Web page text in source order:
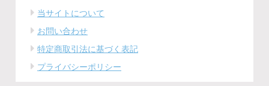
当サイトについて
お問い合わせ
特定商取引法に基づく表記
プライバシーポリシー